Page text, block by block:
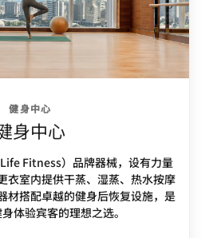
健身中心
身中心
Fitness）品牌器械，设有力量
衣室内提供干蒸、湿蒸、热水按摩
材搭配卓越的健身后恢复设施，是
体验宾客的理想之选。